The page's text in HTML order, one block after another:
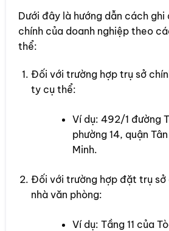
Dưới đây là hướng dẫn cách ghi
chính của doanh nghiệp theo
thể:
Đối với trường hợp trụ sở
ty cụ thể:
Ví dụ: 492/1 đường
phường 14, quận
Minh.
Đối với trường hợp đặt trụ
nhà văn phòng:
Ví dụ: Tầng 11 của